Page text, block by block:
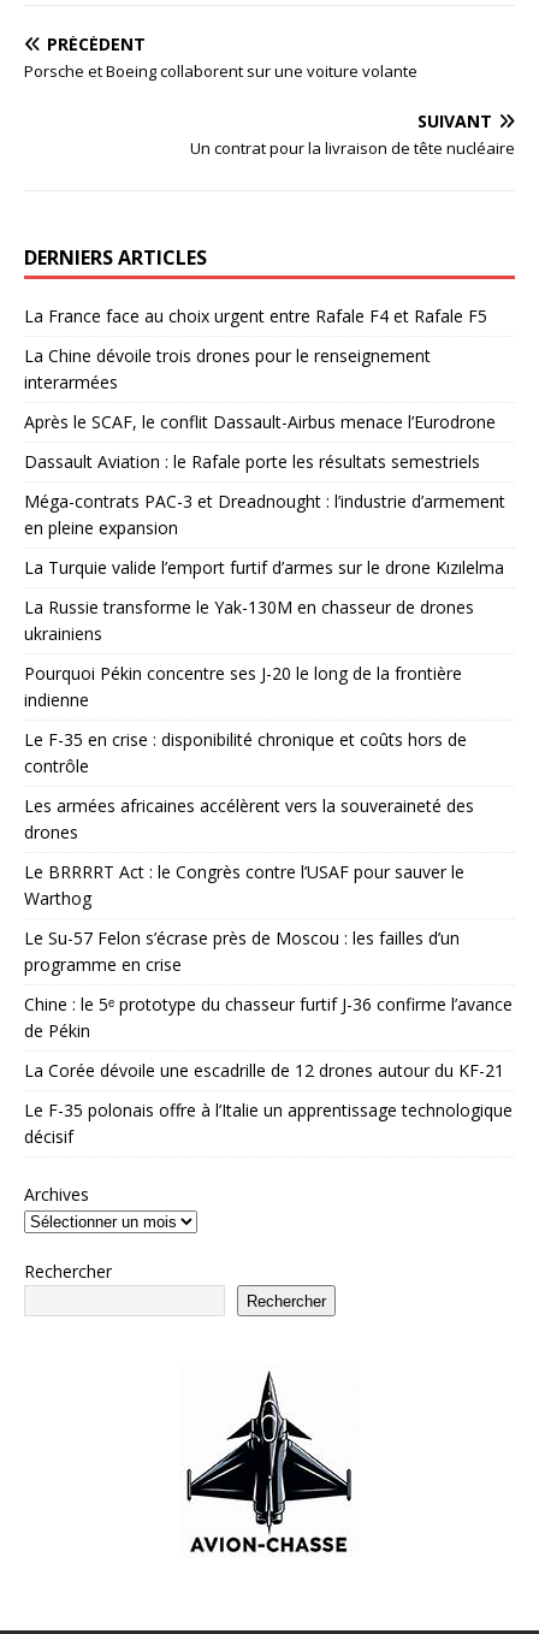
PRÉCÉDENT
Porsche et Boeing collaborent sur une voiture volante
SUIVANT
Un contrat pour la livraison de tête nucléaire
DERNIERS ARTICLES
La France face au choix urgent entre Rafale F4 et Rafale F5
La Chine dévoile trois drones pour le renseignement
interarmées
Après le SCAF, le conflit Dassault-Airbus menace l’Eurodrone
Dassault Aviation : le Rafale porte les résultats semestriels
Méga-contrats PAC-3 et Dreadnought : l’industrie d’armement
en pleine expansion
La Turquie valide l’emport furtif d’armes sur le drone Kızılelma
La Russie transforme le Yak-130M en chasseur de drones
ukrainiens
Pourquoi Pékin concentre ses J-20 le long de la frontière
indienne
Le F-35 en crise : disponibilité chronique et coûts hors de
contrôle
Les armées africaines accélèrent vers la souveraineté des
drones
Le BRRRRT Act : le Congrès contre l’USAF pour sauver le
Warthog
Le Su-57 Felon s’écrase près de Moscou : les failles d’un
programme en crise
Chine : le 5ᵉ prototype du chasseur furtif J-36 confirme l’avance
de Pékin
La Corée dévoile une escadrille de 12 drones autour du KF-21
Le F-35 polonais offre à l’Italie un apprentissage technologique
décisif
Archives
Rechercher
Rechercher